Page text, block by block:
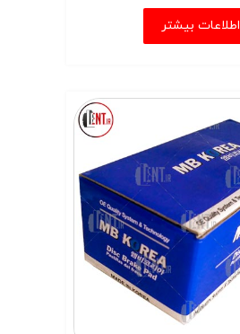
اطلاعات بیشتر